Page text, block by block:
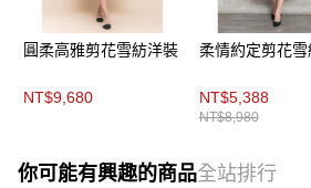
圓柔高雅剪花雪紡洋裝
NT$9,680
柔情約定剪花雪
NT$5,388
NT$8,980
你可能有興趣的商品全站排行